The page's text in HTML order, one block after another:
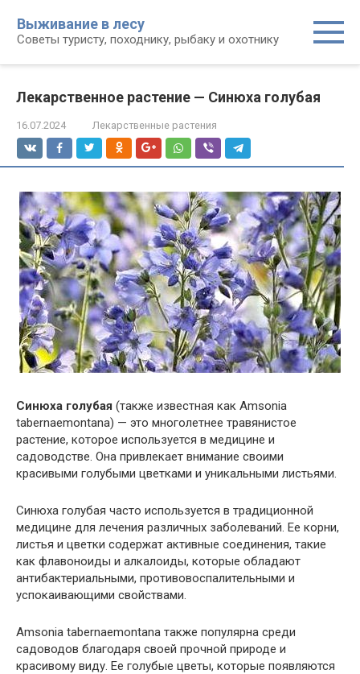
контенту
Выживание в лесу
Советы туристу, походнику, рыбаку и охотнику
Лекарственное растение — Синюха голубая
16.07.2024 Лекарственные растения
Синюха голубая (также известная как Amsonia
tabernaemontana) — это многолетнее травянистое
растение, которое используется в медицине и
садоводстве. Она привлекает внимание своими
красивыми голубыми цветками и уникальными листьями.
Синюха голубая часто используется в традиционной
медицине для лечения различных заболеваний. Ее корни,
листья и цветки содержат активные соединения, такие
как флавоноиды и алкалоиды, которые обладают
антибактериальными, противовоспалительными и
успокаивающими свойствами.
Amsonia tabernaemontana также популярна среди
садоводов благодаря своей прочной природе и
красивому виду. Ее голубые цветы, которые появляются